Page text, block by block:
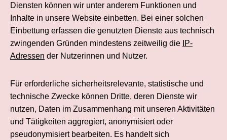
Diensten können wir unter anderem Funktionen und
Inhalte in unsere Website einbetten. Bei einer solchen
Einbettung erfassen die genutzten Dienste aus technisch
zwingenden Gründen mindestens zeitweilig die IP-
Adressen der Nutzerinnen und Nutzer.
Für erforderliche sicherheitsrelevante, statistische und
technische Zwecke können Dritte, deren Dienste wir
nutzen, Daten im Zusammenhang mit unseren Aktivitäten
und Tätigkeiten aggregiert, anonymisiert oder
pseudonymisiert bearbeiten. Es handelt sich